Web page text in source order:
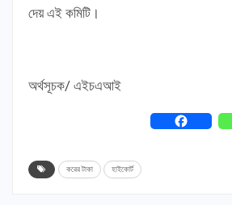
দেয় এই কমিটি।
অর্থসূচক/ এইচএআই
করের টাকা হাইকোর্ট